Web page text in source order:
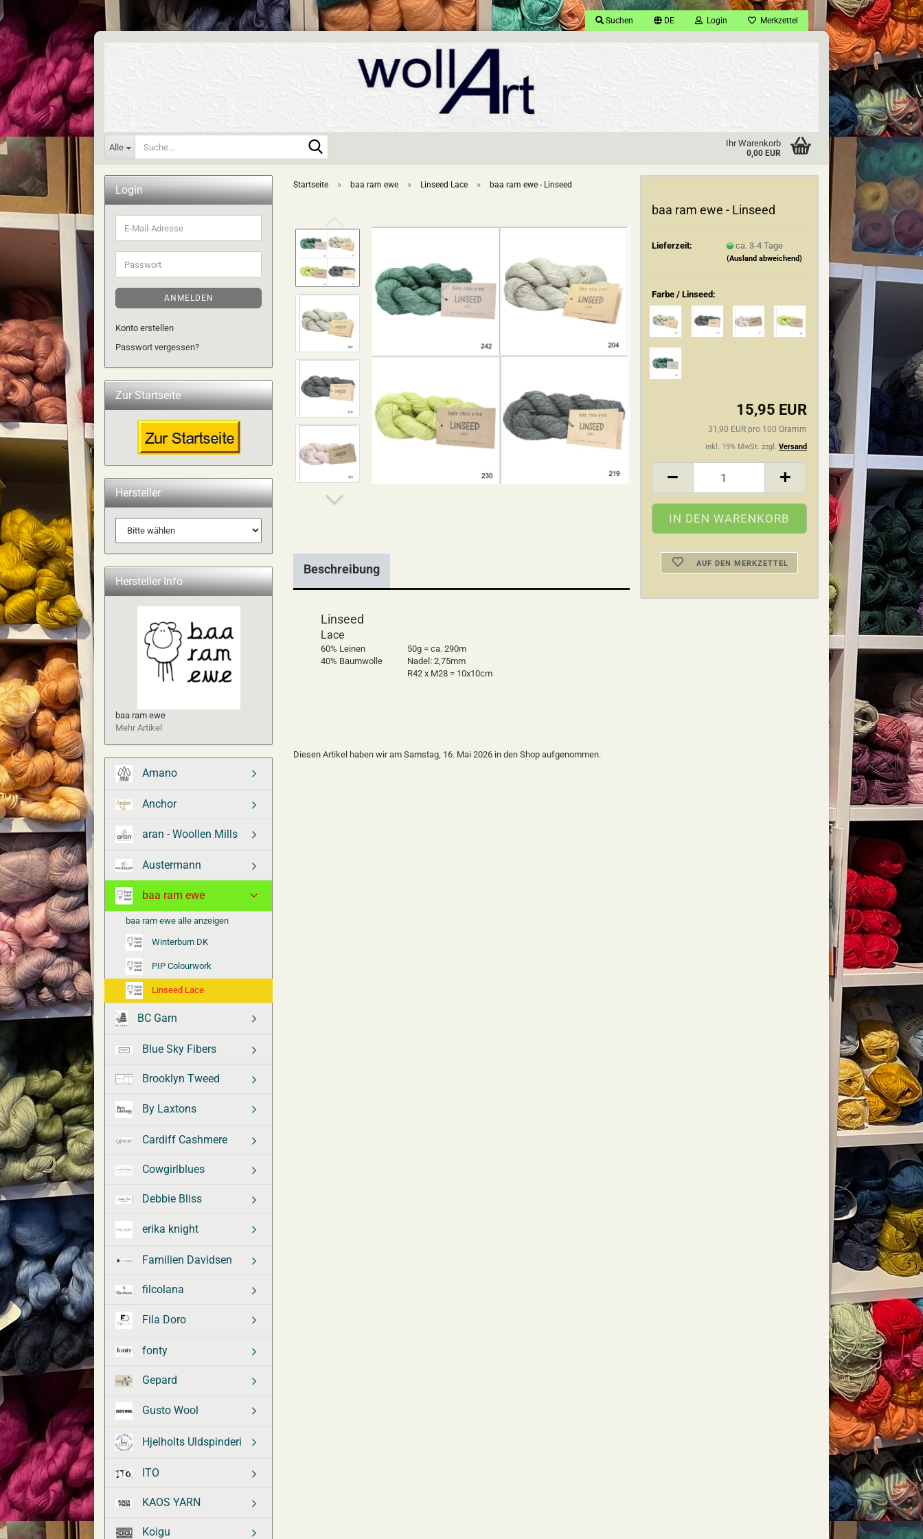
Suchen DE Login Merkzettel
Alle Ihr Warenkorb
0,00 EUR
Startseite » baa ram ewe » Linseed Lace » baa ram ewe - Linseed
baa ram ewe - Linseed
Lieferzeit: ca. 3-4 Tage
(Ausland abweichend)
Farbe / Linseed:
15,95 EUR
31,90 EUR pro 100 Gramm
inkl. 19% MwSt. zzgl. Versand
AUF DEN MERKZETTEL
Beschreibung
Linseed
Lace
60% Leinen
50g = ca. 290m
40% Baumwolle
Nadel: 2,75mm
R42 x M28 = 10x10cm
Diesen Artikel haben wir am Samstag, 16. Mai 2026 in den Shop aufgenommen.
Login
E-
Mail-
Adresse
Passwort
ANMELDEN
Konto erstellen
Passwort vergessen?
Zur Startseite
Hersteller
Hersteller Info
baa ram ewe
Mehr Artikel
Amano
Anchor
aran - Woollen Mills
Austermann
baa ram ewe
baa ram ewe alle anzeigen
Winterburn DK
PIP Colourwork
Linseed Lace
BC Garn
Blue Sky Fibers
Brooklyn Tweed
By Laxtons
Cardiff Cashmere
Cowgirlblues
Debbie Bliss
erika knight
Familien Davidsen
filcolana
Fila Doro
fonty
Gepard
Gusto Wool
Hjelholts Uldspinderi
ITO
KAOS YARN
Koigu